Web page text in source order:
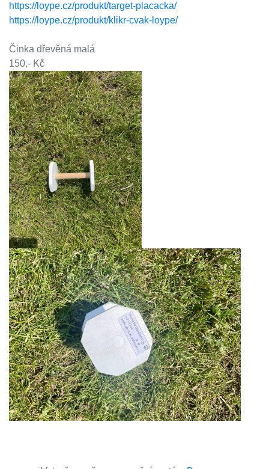
https://loype.cz/produkt/target-placacka/
https://loype.cz/produkt/klikr-cvak-loype/
Činka dřevěná malá
150,- Kč